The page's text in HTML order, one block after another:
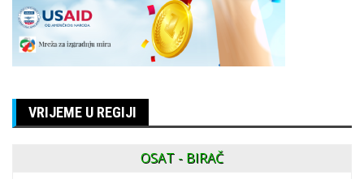
VRIJEME U REGIJI
OSAT - BIRAČ